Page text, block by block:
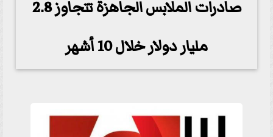
صادرات الملابس الجاهزة تتجاوز 2.8
مليار دولار خلال 10 أشهر